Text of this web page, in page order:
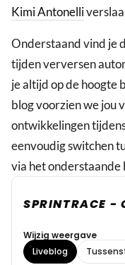
Kimi Antonelli
Onderstaand vind je
tijden verversen
je altijd op de hoogte
blog voorzien we jou
ontwikkelingen
eenvoudig switchen
via het onderstaande
SPRINTRACE -
Wijzig weergave
Liveblog